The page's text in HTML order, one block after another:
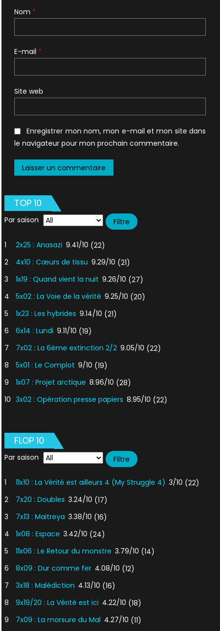
Nom *
E-mail *
Site web
Enregistrer mon nom, mon e-mail et mon site dans
le navigateur pour mon prochain commentaire.
TOP 10
Par saison
1 2x25 : Anasazi 9.41/10 (22)
2
4x10 : Cœurs de tissu 9.29/10 (21)
3
1x19 : Quand vient la nuit 9.26/10 (27)
4
5x02 : La Voie de la vérité 9.25/10 (20)
5
1x23 : Les hybrides 9.14/10 (21)
6
6x14 : Lundi 9.11/10 (19)
7
7x02 : La 6ème extinction 2/2 9.05/10 (22)
8
5x01 : Le Complot 9/10 (19)
9
1x07 : Projet arctique 8.96/10 (28)
10 3x02 : Opération presse papiers 8.95/10 (22)
FLOP 10
Par saison
1 11x10 : La Vérité est ailleurs 4 (My Struggle 4) 3/10 (22)
2
7x20 : Doubles 3.24/10 (17)
3
7x13 : Maitreya 3.38/10 (16)
4
1x08 : Espace 3.42/10 (24)
5
11x06 : Le Retour du monstre 3.79/10 (14)
6
8x09 : Dur comme fer 4.08/10 (12)
7
3x18 : Malédiction 4.13/10 (16)
8
9x19/20 : La Vérité est ici 4.22/10 (18)
9
7x09 : La morsure du Mal 4.27/10 (11)